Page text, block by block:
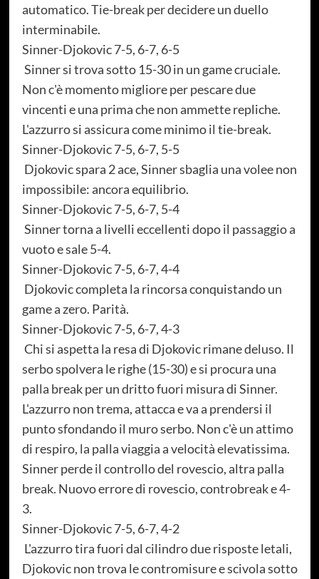
automatico. Tie-break per decidere un duello
interminabile.
Sinner-Djokovic 7-5, 6-7, 6-5
Sinner si trova sotto 15-30 in un game cruciale.
Non c'è momento migliore per pescare due
vincenti e una prima che non ammette repliche.
L'azzurro si assicura come minimo il tie-break.
Sinner-Djokovic 7-5, 6-7, 5-5
Djokovic spara 2 ace, Sinner sbaglia una volee non
impossibile: ancora equilibrio.
Sinner-Djokovic 7-5, 6-7, 5-4
Sinner torna a livelli eccellenti dopo il passaggio a
vuoto e sale 5-4.
Sinner-Djokovic 7-5, 6-7, 4-4
Djokovic completa la rincorsa conquistando un
game a zero. Parità.
Sinner-Djokovic 7-5, 6-7, 4-3
Chi si aspetta la resa di Djokovic rimane deluso. Il
serbo spolvera le righe (15-30) e si procura una
palla break per un dritto fuori misura di Sinner.
L'azzurro non trema, attacca e va a prendersi il
punto sfondando il muro serbo. Non c'è un attimo
di respiro, la palla viaggia a velocità elevatissima.
Sinner perde il controllo del rovescio, altra palla
break. Nuovo errore di rovescio, controbreak e 4-
3.
Sinner-Djokovic 7-5, 6-7, 4-2
L'azzurro tira fuori dal cilindro due risposte letali,
Djokovic non trova le contromisure e scivola sotto